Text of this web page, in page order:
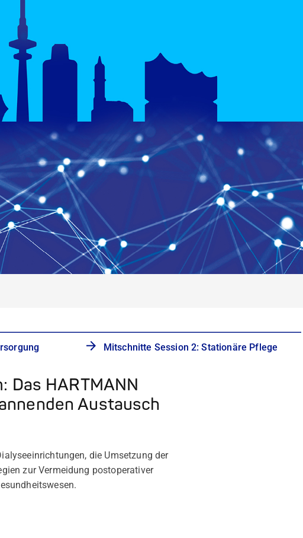
Mitschnitte Session 2: Stationäre Pflege
HARTMANN
Austausch
die Umsetzung der
zur Vermeidung postoperativer